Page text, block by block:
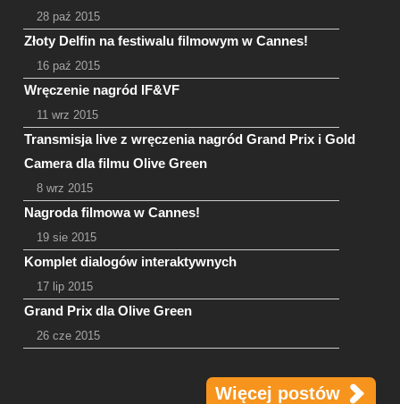
28 paź 2015
Złoty Delfin na festiwalu filmowym w Cannes!
16 paź 2015
Wręczenie nagród IF&VF
11 wrz 2015
Transmisja live z wręczenia nagród Grand Prix i Gold
Camera dla filmu Olive Green
8 wrz 2015
Nagroda filmowa w Cannes!
19 sie 2015
Komplet dialogów interaktywnych
17 lip 2015
Grand Prix dla Olive Green
26 cze 2015
Więcej postów